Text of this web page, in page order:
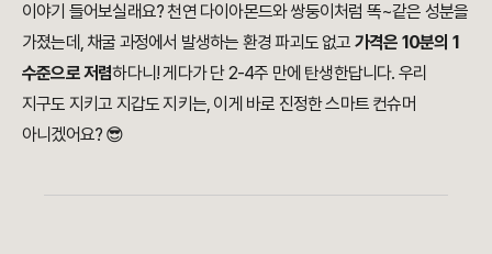
이야기 들어보실래요? 천연 다이아몬드와 쌍둥이처럼 똑~같은 성분을
가졌는데, 채굴 과정에서 발생하는 환경 파괴도 없고 가격은 10분의 1
수준으로 저렴하다니! 게다가 단 2-4주 만에 탄생한답니다. 우리
지구도 지키고 지갑도 지키는, 이게 바로 진정한 스마트 컨슈머
아니겠어요? 😎